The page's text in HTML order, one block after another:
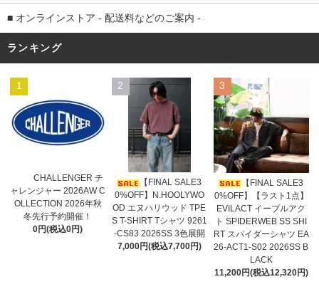
■ オンラインストア - 配送料などのご案内 -
ランキング
1
CHALLENGER チ
ャレンジャー 2026AW C
OLLECTION 2026年秋
冬先行予約開催！
0円(税込0円)
2
【FINAL SALE3
0%OFF】N.HOOLYWO
OD エヌハリウッド TPE
S T-SHIRT Tシャツ 9261
-CS83 2026SS 3色展開
7,000円(税込7,700円)
3
【FINAL SALE3
0%OFF】【ラスト1点】
EVILACT イーブルアク
ト SPIDERWEB SS SHI
RT スパイダーシャツ EA
26-ACT1-S02 2026SS B
LACK
11,200円(税込12,320円)